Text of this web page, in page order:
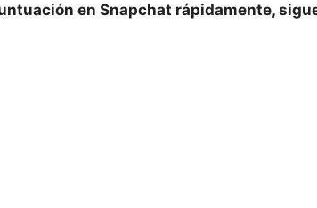
en Snapchat rápidamente,